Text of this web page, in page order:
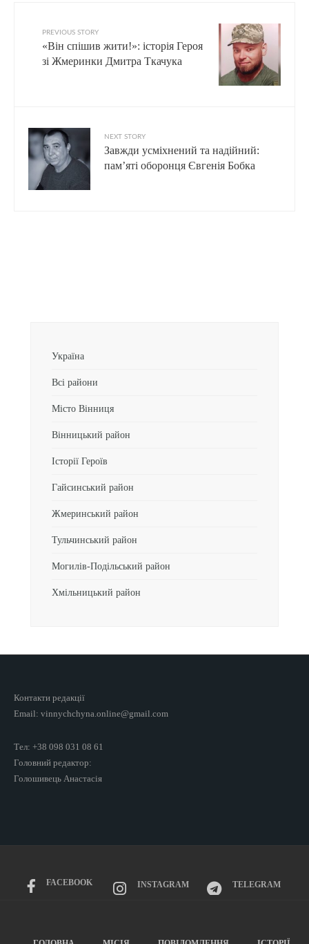
PREVIOUS STORY
«Він спішив жити!»: історія Героя
зі Жмеринки Дмитра Ткачука
NEXT STORY
Завжди усміхнений та надійний:
пам’яті оборонця Євгенія Бобка
Україна
Всі райони
Місто Вінниця
Вінницький район
Історії Героїв
Гайсинський район
Жмеринський район
Тульчинський район
Могилів-Подільський район
Хмільницький район
Контакти редакції
Email: vinnychchyna.online@gmail.com
Тел: +38 098 031 08 61
Головний редактор:
Голошивець Анастасія
FACEBOOK INSTAGRAM TELEGRAM